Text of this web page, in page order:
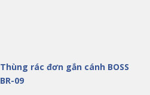
Thùng rác đơn gắn cánh BOSS
BR-09